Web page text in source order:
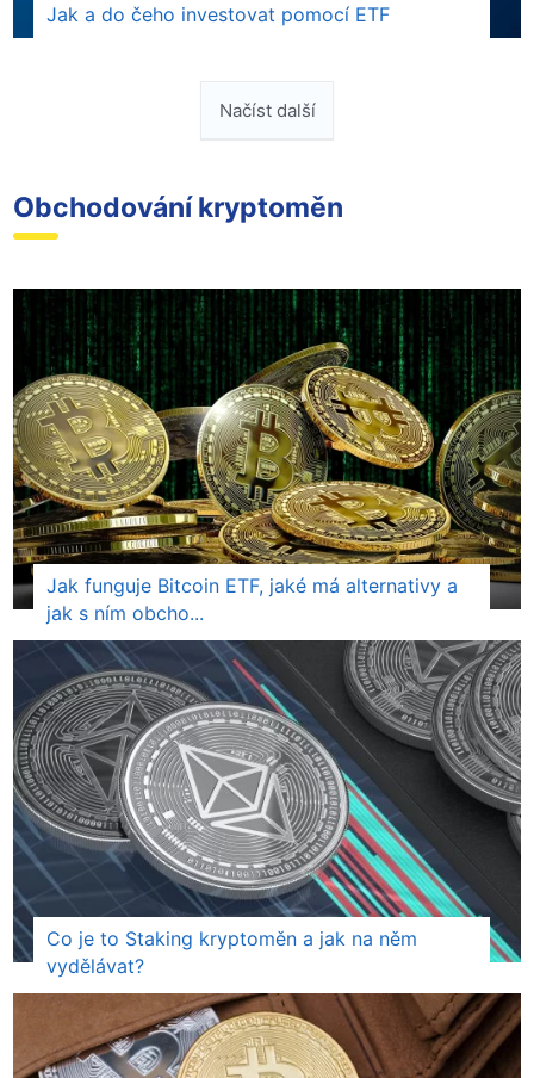
Jak a do čeho investovat pomocí ETF
Načíst další
Obchodování kryptoměn
Jak funguje Bitcoin ETF, jaké má alternativy a
jak s ním obcho...
Co je to Staking kryptoměn a jak na něm
vydělávat?